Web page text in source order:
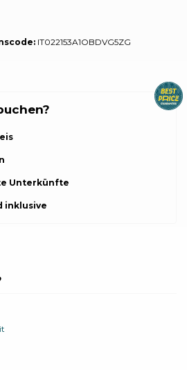
IT022153A1OBDVG5ZG
Unterkünfte
inklusive